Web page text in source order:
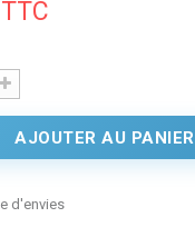
TTC
AJOUTER AU PANIER
d'envies